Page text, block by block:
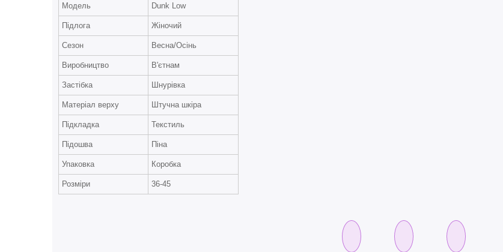
Модель Dunk Low
Підлога Жіночий
Сезон Весна/Осінь
Виробництво В'єтнам
Застібка Шнурівка
Матеріал верху Штучна шкіра
Підкладка Текстиль
Підошва Піна
Упаковка Коробка
Розміри 36-45